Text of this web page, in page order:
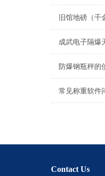
防爆钢瓶秤的
常见称重软件
Contact Us